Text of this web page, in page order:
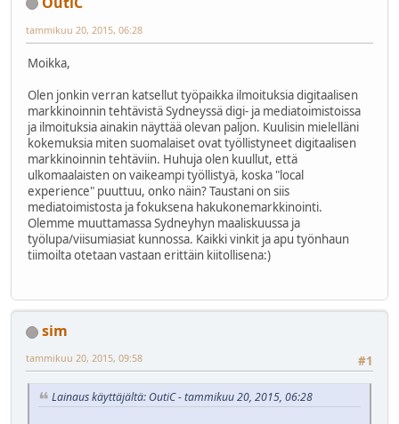
tammikuu 20, 2015, 06:28
Moikka,
Olen jonkin verran katsellut työpaikka ilmoituksia digitaalisen
markkinoinnin tehtävistä Sydneyssä digi- ja mediatoimistoissa
ja ilmoituksia ainakin näyttää olevan paljon. Kuulisin mielelläni
kokemuksia miten suomalaiset ovat työllistyneet digitaalisen
markkinoinnin tehtäviin. Huhuja olen kuullut, että
ulkomaalaisten on vaikeampi työllistyä, koska "local
experience" puuttuu, onko näin? Taustani on siis
mediatoimistosta ja fokuksena hakukonemarkkinointi.
Olemme muuttamassa Sydneyhyn maaliskuussa ja
työlupa/viisumiasiat kunnossa. Kaikki vinkit ja apu työnhaun
tiimoilta otetaan vastaan erittäin kiitollisena:)
sim
#1
tammikuu 20, 2015, 09:58
Lainaus käyttäjältä: OutiC - tammikuu 20, 2015, 06:28